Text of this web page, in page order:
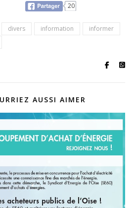
20
divers information
informer
AUSSI AIMER